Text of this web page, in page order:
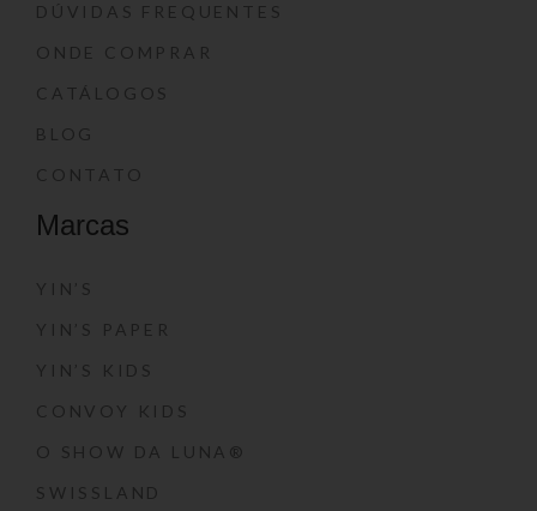
DÚVIDAS FREQUENTES
ONDE COMPRAR
CATÁLOGOS
BLOG
CONTATO
Marcas
YIN’S
YIN’S PAPER
YIN’S KIDS
CONVOY KIDS
O SHOW DA LUNA®
SWISSLAND